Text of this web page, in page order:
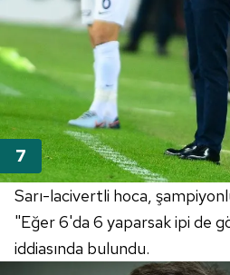
vasıtasıyla belirleyebilirsiniz.
için Ayarlar butonuna tıklayabilir,
Metnimizi
ziyaret edebilirsiniz.
6698 sayılı Kişisel Verilerin
hazırlanmış Aydınlatma
ilgili mevzuata uygun olarak
almak için lütfentıklayınız.
Sarı-lacivertli hoca,
"Eğer 6'da 6 yaparsak ipi de
iddiasında bulundu.